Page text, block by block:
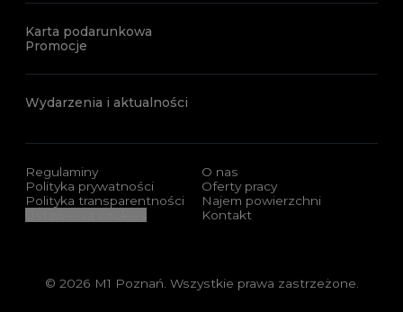
Karta podarunkowa
Promocje
Wydarzenia i aktualności
Regulaminy
Polityka prywatności
Polityka transparentności
O nas
Oferty pracy
Najem powierzchni
Kontakt
© 2026 M1 Poznań. Wszystkie prawa zastrzeżone.